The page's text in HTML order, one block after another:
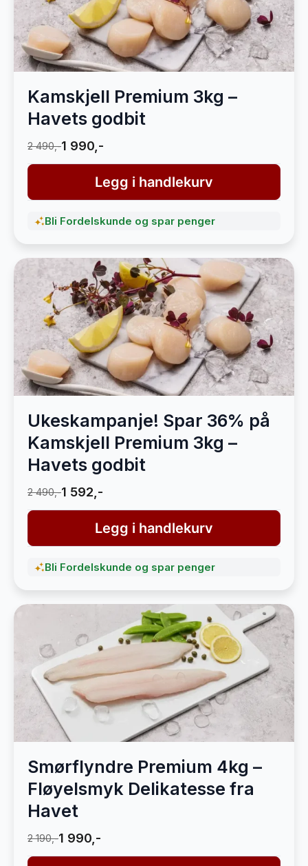
Kamskjell Premium 3kg –
Havets godbit
2 490,-1 990,-
Legg i handlekurv
Bli Fordelskunde og spar penger
Ukeskampanje! Spar 36% på
Kamskjell Premium 3kg –
Havets godbit
2 490,-1 592,-
Legg i handlekurv
Bli Fordelskunde og spar penger
Smørflyndre Premium 4kg –
Fløyelsmyk Delikatesse fra
Havet
2 190,-1 990,-